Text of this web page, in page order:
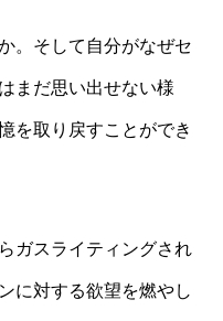
。そして自分がなぜセ
まだ思い出せない様
を取り戻すことができ
ガスライティングされ
に対する欲望を燃やし